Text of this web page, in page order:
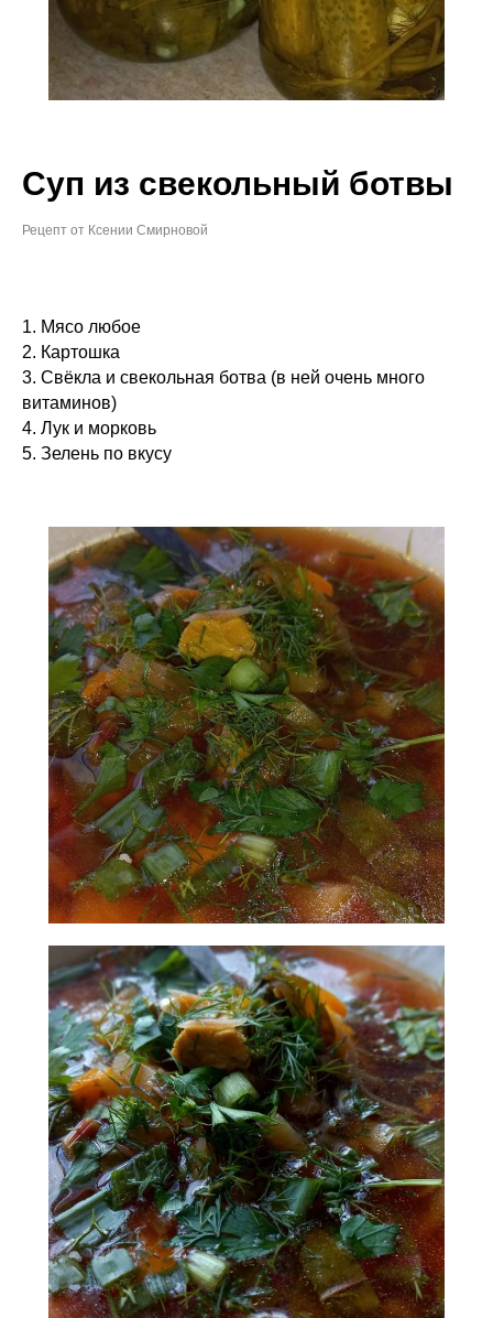
Суп из свекольный ботвы
Рецепт от Ксении Смирновой
1. Мясо любое
2. Картошка
3. Свёкла и свекольная ботва (в ней очень много
витаминов)
4. Лук и морковь
5. Зелень по вкусу